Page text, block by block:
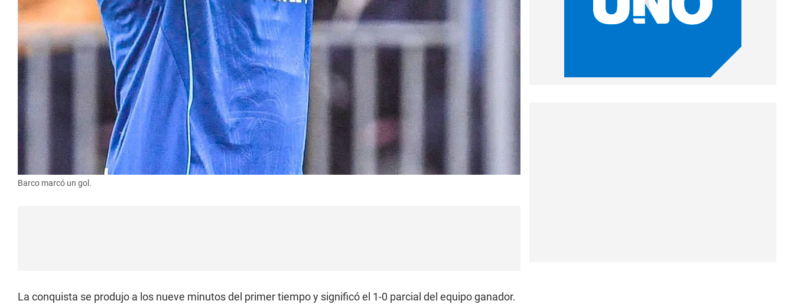
Barco marcó un gol.
La conquista se produjo a los nueve minutos del primer tiempo y significó el 1-0 parcial del equipo ganador.